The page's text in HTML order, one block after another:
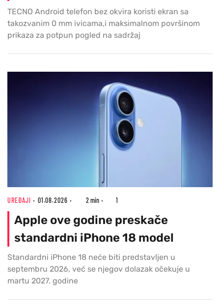
TECNO Android telefon bez okvira koristi ekran sa
takozvanim 0 mm ivicama,i maksimalnom površinom
prikaza za potpun pogled na sadržaj
UREĐAJI 01.08.2026 2 min 1
Apple ove godine preskače
standardni iPhone 18 model
Standardni iPhone 18 neće biti predstavljen u
septembru 2026, već se njegov dolazak očekuje u
martu 2027. godine